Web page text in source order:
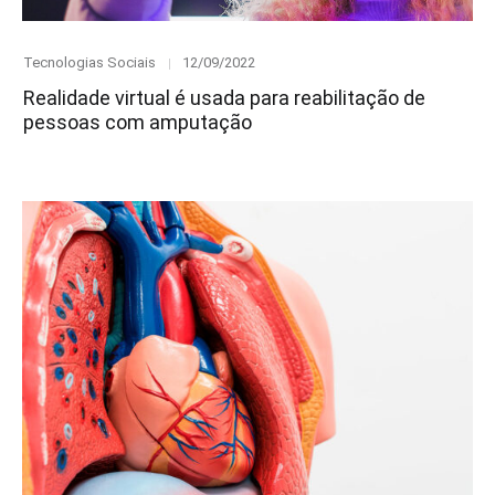
Category
Tecnologias Sociais
Posted
12/09/2022
Realidade virtual é usada para reabilitação de
pessoas com amputação